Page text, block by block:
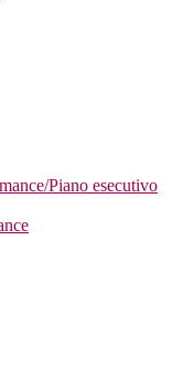
Piano esecutivo